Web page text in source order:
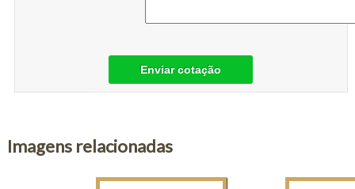
Enviar cotação
Imagens relacionadas